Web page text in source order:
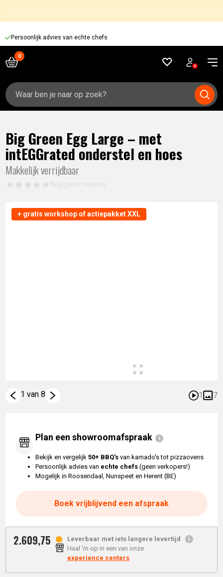
Persoonlijk advies van echte chefs
Zoeken
naar:
Big Green Egg Large – met
intEGGrated onderstel en hoes
Makkelijk verrijdbaar
1 van 8 1 7
+ gratis workshop of actiepakket XXL
2.609,75
Leverbaar met iets langere levertijd
Haal 'm op in een van onze
experience centers
Plan een showroomafspraak
Bekijk en vergelijk50+ BBQ's van kamado's tot pizzaovens
Persoonlijk advies van echte chefs (geen verkopers!)
Mogelijk in Roosendaal, Nunspeet en Herent (BE)
Boek vrijblijvend een afspraak